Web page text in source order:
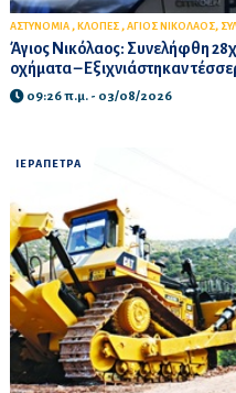
ΑΣΤΥΝΟΜΙΑ , ΚΛΟΠΕΣ , ΑΓΙΟΣ ΝΙΚΟΛΑΟΣ,
Άγιος Νικόλαος: Συνελήφθη
οχήματα – Εξιχνιάστηκαν
09:26 π.μ. - 03/08/2026
ΙΕΡΑΠΕΤΡΑ